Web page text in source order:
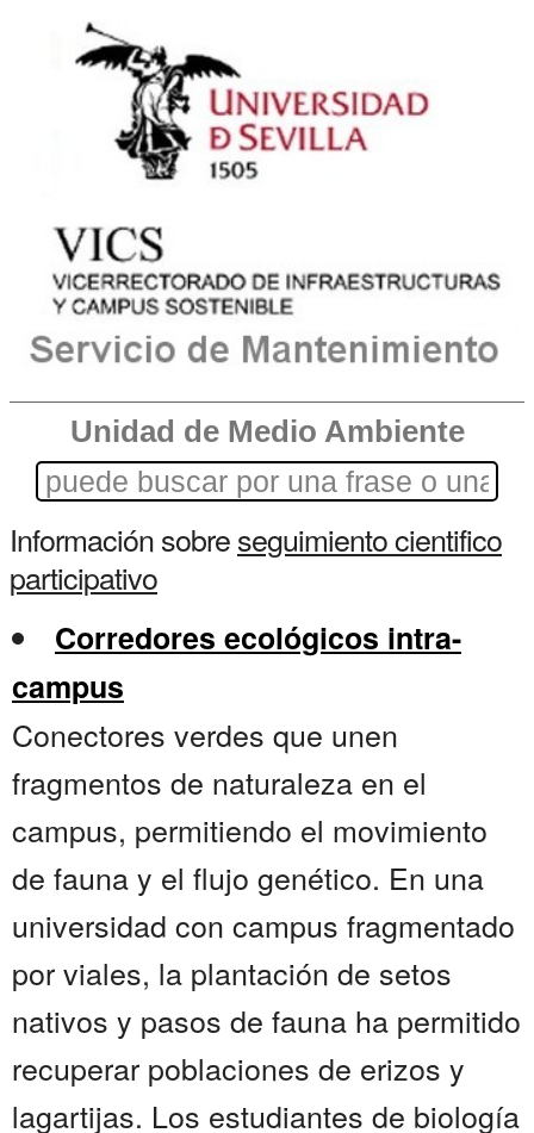
Unidad de Medio Ambiente
Información sobreseguimiento cientifico
participativo
Corredores ecológicos intra-
campus
Conectores verdes que unen
fragmentos de naturaleza en el
campus, permitiendo el movimiento
de fauna y el flujo genético. En una
universidad con campus fragmentado
por viales, la plantación de setos
nativos y pasos de fauna ha permitido
recuperar poblaciones de erizos y
lagartijas. Los estudiantes de biología